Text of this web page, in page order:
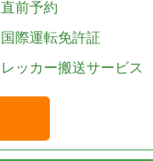
直前予約
国際運転免許証
レッカー搬送サービス